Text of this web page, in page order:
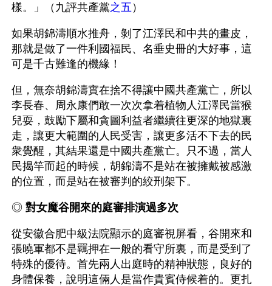
樣。」（九評共產黨之五 ）
如果胡錦濤順水推舟，剝了江澤民和中共的畫皮，
那就是做了一件利國福民、名垂史冊的大好事，這
可是千古難逢的機緣！
但，無奈胡錦濤實在捨不得讓中國共產黨亡，所以
李長春、周永康們敢一次次拿着植物人江澤民當猴
兒耍，鼓勵下屬和貪圖利益者繼續往更深的地獄裏
走，讓更大範圍的人民受害，讓更多活不下去的民
衆覺醒，其結果還是中國共產黨亡。只不過，當人
民揭竿而起的時候，胡錦濤不是站在被擁戴被感激
的位置，而是站在被審判的絞刑架下。
◎ 對女魔谷開來的庭審排演過多次
從安徽合肥中級法院顯示的庭審視屏看，谷開來和
張曉軍都不是羈押在一般的看守所裏，而是受到了
特殊的優待。首先兩人出庭時的精神狀態，良好的
身體保養，說明這倆人是當作貴賓侍候着的。更扎